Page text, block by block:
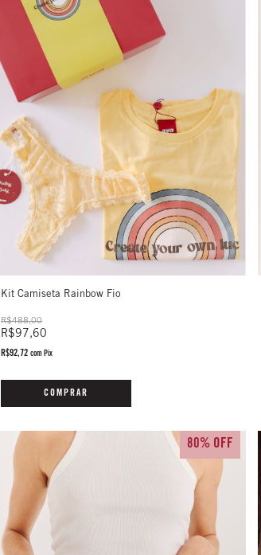
Kit Camiseta Rainbow Fio
R$488,00
R$97,60
R$92,72com Pix
COMPRAR
80% OFF